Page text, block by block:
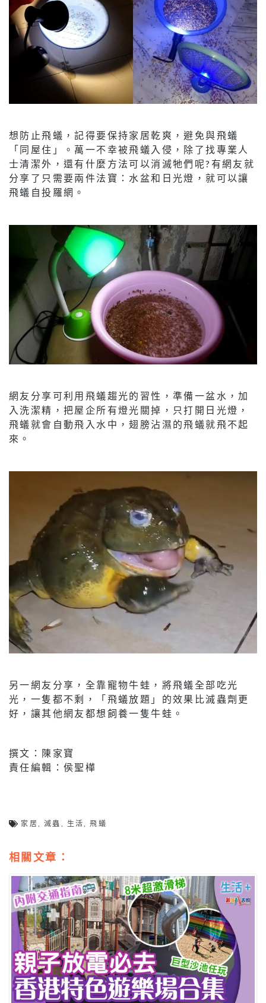
想防止飛蟻，記得要保持家居乾爽，避免與飛蟻
「同屋住」。萬一不幸被飛蟻入侵，除了找專業人
士清潔外，還有什麼方法可以消滅牠們呢?有網友就
分享了只需要兩件法寶：水盆和日光燈，就可以讓
飛蟻自投羅網。
網友分享可利用飛蟻趨光的習性，準備一盆水，加
入洗潔精，把屋企所有燈光關掉，只打開日光燈，
飛蟻就會自動飛入水中，翅膀沾濕的飛蟻就飛不起
來。
另一網友分享，全靠寵物牛蛙，將飛蟻全部吃光
光，一隻都不剩，「飛蟻放題」的效果比滅蟲劑更
好，讓其他網友都想飼養一隻牛蛙。
撰文：陳家寶
責任編輯：侯聖樺
家居,滅蟲 , 生活,飛蟻
相關文章：